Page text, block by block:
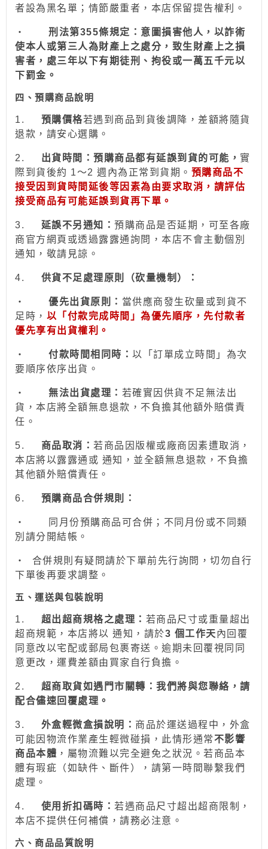
者設為 黑名單；情節嚴重者， 本店保留提告權利 。
‧
刑法第355條規定：意圖損害他人，以詐術
使本人或第三人為財產上之處分，致生財產上之損
害者，處三年以下有期徒刑、拘役或一萬五千元以
下罰金。
四、預購商品說明
1. 預購價格若遇到 商品到貨後調降，差額將隨貨
退款，請安心選購。
2. 出貨時間：預購商品都有延誤到貨的可能， 實
際到貨後約 1～2 週內為正常到貨期。 預購商品不
接受因到貨時間 延後等因素為由要求取消，請評估
接受商品有可能延誤到貨再下單。
3. 延誤不另通知： 預購商品是否延期，可至各廠
商官方網頁或透過露露通詢問，本店不會主動個別
通知 ，敬請見諒。
4. 供貨不足處理原則（砍量機制）：
‧ 優先出貨原則： 當供應商發生砍量或到貨不
足時， 以「付款完成時間」為優先順序，先付款者
優先享有出貨權利。
‧ 付款時間相同時： 以「訂單成立時間」為次
要順序依序出貨。
‧ 無法出貨處理： 若確實因供貨不足無法出
貨，本店將全額無息退款，不負擔其他額外賠償責
任。
5. 商品取消： 若商品因版權或廠商因素遭取消，
本店將以露露通或 通知，並全額無息退款 ，不負擔
其他額外賠償責任。
6. 預購商品合併規則：
‧
同月份預購商品可合併；不同月份或不同類
別請分開結帳。
‧ 合併規則有疑問請於下單前先行詢問，切勿自行
下單後再要求調整。
五、運送與包裝說明
1. 超出超商規格之處理： 若商品尺寸或重量超出
超商規範，本店將以 通知，請於3 個工作天內回覆
同意改以宅配或郵局包裹寄送。逾期未回覆視同同
意更改，運費差額由買家自行負擔。
2.
超商取貨如遇門市關轉：我們將與您聯絡，請
配合儘速回覆處理。
3. 外盒輕微盒損說明： 商品於運送過程中，外盒
可能因物流作業產生輕微碰損，此情形通常不影響
商品本體 ，屬物流難以完全避免之狀況。若商品本
體有瑕疵（如缺件、斷件），請第一時間聯繫我們
處理。
4. 使用折扣碼時： 若遇商品尺寸超出超商限制，
本店不提供任何補償，請務必注意。
六、商品品質說明